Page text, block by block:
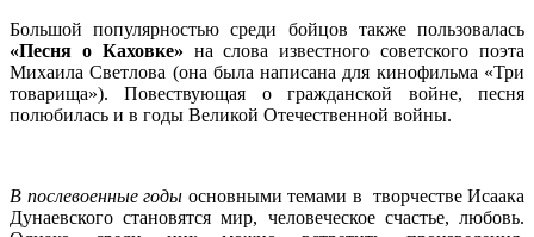
Большой популярностью среди бойцов также пользовалась
«Песня о Каховке» на слова известного советского поэта
Михаила Светлова (она была написана для кинофильма «Три
товарища»). Повествующая о гражданской войне, песня
полюбилась и в годы Великой Отечественной войны.
В послевоенные годы основными темами в творчестве Исаака
Дунаевского становятся мир, человеческое счастье, любовь.